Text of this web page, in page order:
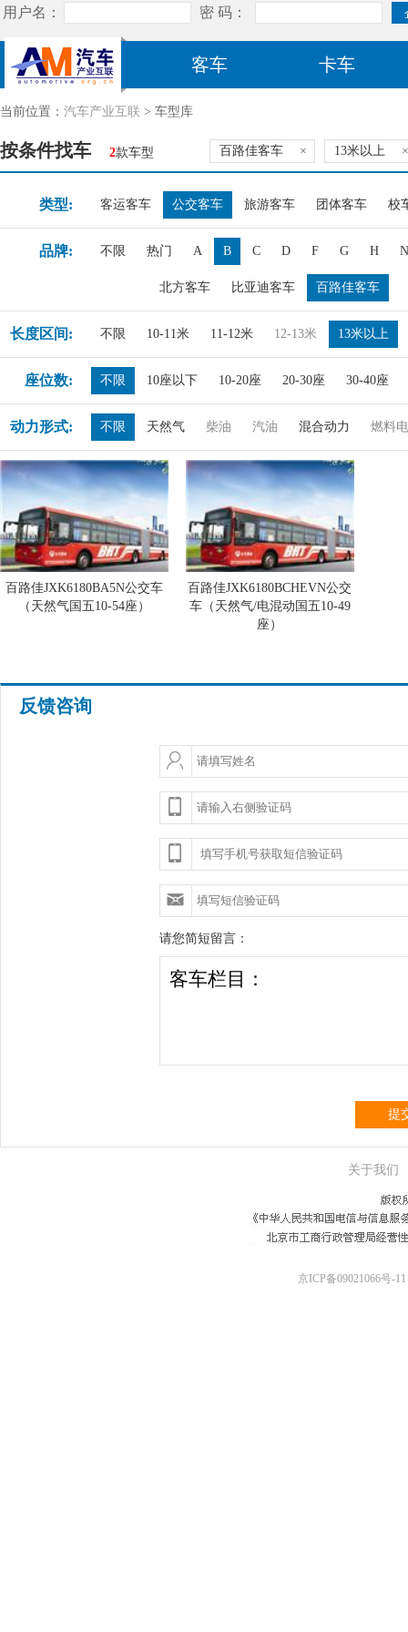
客车 卡车
当前位置： 汽车产业互联 > 车型库
按条件找车 2款车型 百路佳客车 × 13米以上 ×
类型: 客运客车 公交客车 旅游客车 团体客车 校
品牌: 不限 热门 A B C D F G H N
北方客车 比亚迪客车 百路佳客车
长度区间: 不限 10-11米 11-12米 12-13米 13米以上
座位数: 不限 10座以下 10-20座 20-30座 30-40座
动力形式: 不限 天然气 柴油 汽油 混合动力 燃料
百路佳JXK6180BA5N公交车
（天然气国五10-54座）
百路佳JXK6180BCHEVN公交
车（天然气/电混动国五10-49
座）
反馈咨询
请您简短留言：
提
关于我们
京ICP备09021066号-11